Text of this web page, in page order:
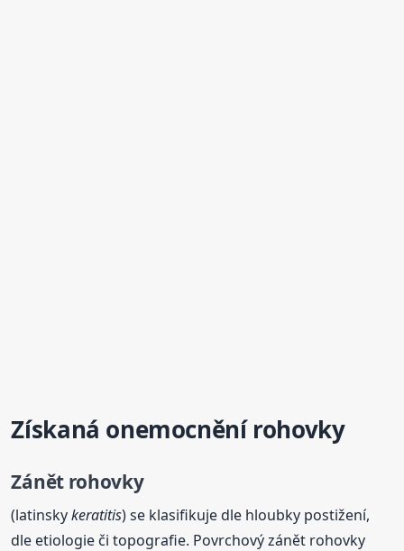
Získaná onemocnění rohovky
Zánět rohovky
(latinskykeratitis) se klasifikuje dle hloubky postižení,
dle etiologie či topografie. Povrchový zánět rohovky